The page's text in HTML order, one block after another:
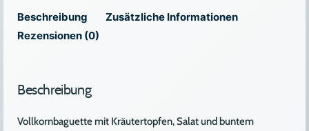
Beschreibung
Zusätzliche Informationen
Rezensionen (0)
Beschreibung
Vollkornbaguette mit Kräutertopfen, Salat und buntem